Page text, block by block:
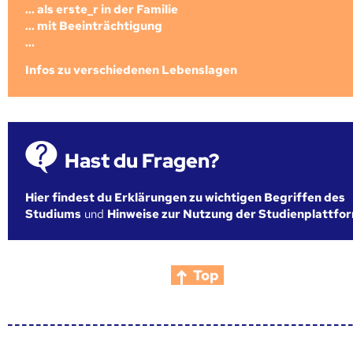
... als erste_r in der Familie
... mit Beeinträchtigung
...
Infos zu verschiedenen Lebenslagen
Hast du Fragen?
Hier findest du Erklärungen zu wichtigen Begriffen des
Studiums und Hinweise zur Nutzung der
Top